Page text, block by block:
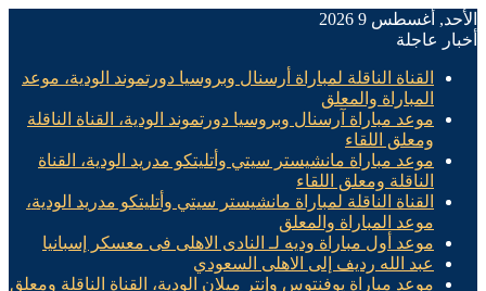
الأحد, أغسطس 9 2026
أخبار عاجلة
القناة الناقلة لمباراة أرسنال وبروسيا دورتموند الودية، موعد
المباراة والمعلق
موعد مباراة آرسنال وبروسيا دورتموند الودية، القناة الناقلة
ومعلق اللقاء
موعد مباراة مانشيستر سيتي وأتليتكو مدريد الودية، القناة
الناقلة ومعلق اللقاء
القناة الناقلة لمباراة مانشيستر سيتي وأتليتكو مدريد الودية،
موعد المباراة والمعلق
موعد أول مباراة وديه لـ النادى الاهلى فى معسكر إسبانيا
عبد الله رديف إلى الاهلى السعودي
موعد مباراة يوفنتوس وإنتر ميلان الودية، القناة الناقلة ومعلق